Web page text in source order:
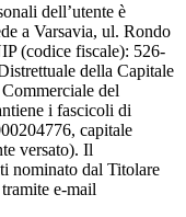
dell’utente è
a Varsavia, ul. Rondo
(codice fiscale): 526-
della Capitale
del
i fascicoli di
capitale
versato). Il
nominato dal Titolare
e-mail